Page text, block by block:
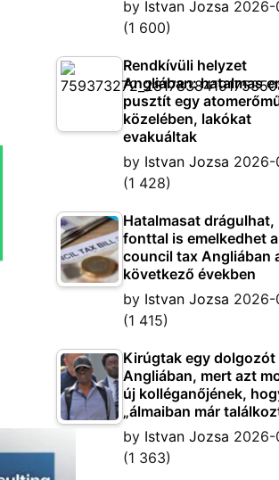
by Istvan Jozsa 2026-
(1 600)
Rendkívüli helyzet
Angliában: hatalmas
pusztít egy
közelében, lakókat
evakuáltak
by Istvan Jozsa 2026-
(1 428)
Hatalmasat drágulhat,
fonttal is emelkedhet a
council tax Angliában
következő években
by Istvan Jozsa 2026-
(1 415)
Kirúgtak egy dolgozót
Angliában, mert azt
új kolléganőjének,
„álmaiban már
by Istvan Jozsa
(1 363)